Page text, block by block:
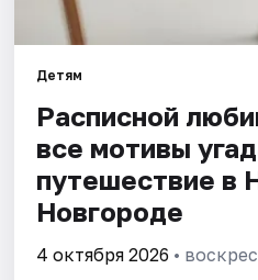
Детям
Расписной
все мотивы
путешествие в
Новгороде
4 октября 2026 •